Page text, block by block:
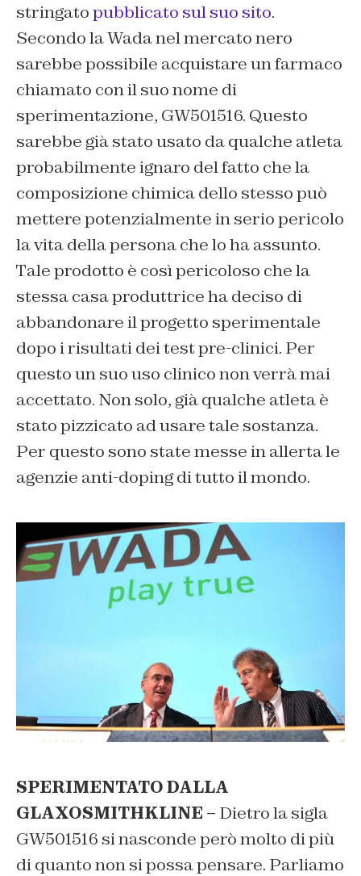
stringatopubblicato sul suo sito.
Secondo la Wada nel mercato nero
sarebbe possibile acquistare un farmaco
chiamato con il suo nome di
sperimentazione, GW501516. Questo
sarebbe già stato usato da qualche atleta
probabilmente ignaro del fatto che la
composizione chimica dello stesso può
mettere potenzialmente in serio pericolo
la vita della persona che lo ha assunto.
Tale prodotto è così pericoloso che la
stessa casa produttrice ha deciso di
abbandonare il progetto sperimentale
dopo i risultati dei test pre-clinici. Per
questo un suo uso clinico non verrà mai
accettato. Non solo, già qualche atleta è
stato pizzicato ad usare tale sostanza.
Per questo sono state messe in allerta le
agenzie anti-doping di tutto il mondo.
SPERIMENTATO DALLA
GLAXOSMITHKLINE – Dietro la sigla
GW501516 si nasconde però molto di più
di quanto non si possa pensare. Parliamo